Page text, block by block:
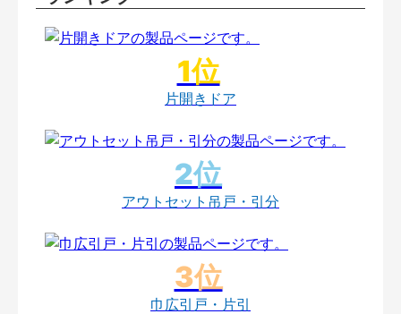
片開きドア
アウトセット吊戸・引分
巾広引戸・片引